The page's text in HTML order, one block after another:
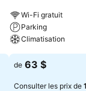
Wi-Fi gratuit
Parking
Climatisation
de 63 $
Consulter les prix de